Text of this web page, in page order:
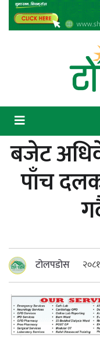
Skip
content
बजेट
पाँच
टोलपडोस